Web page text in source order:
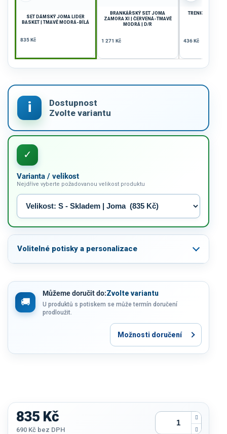
SET DÁMSKÝ JOMA LIDER
BASKET | TMAVĚ MODRÁ-BÍLÁ
835 Kč
BRANKÁŘSKÝ SET JOMA
ZAMORA XI | ČERVENÁ-TMAVĚ
MODRÁ | D/R
1 271 Kč
TRENKY JOMA
436 Kč
Varianta / velikost
Nejdříve vyberte požadovanou velikost produktu
Volitelné potisky a personalizace
Můžeme doručit do:Zvolte variantu
U produktů s potiskem se může termín doručení
prodloužit.
Možnosti doručení
835 Kč
690 Kč bez DPH